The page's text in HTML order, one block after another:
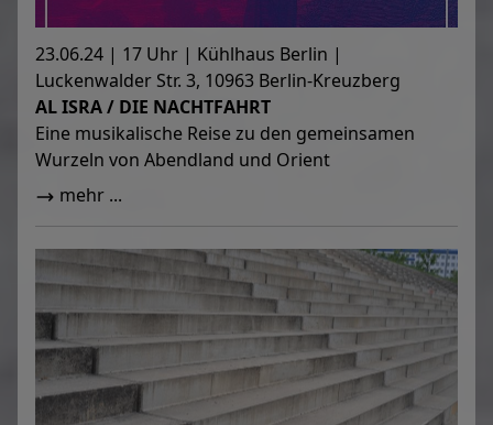
23.06.24 | 17 Uhr | Kühlhaus Berlin |
Luckenwalder Str. 3, 10963 Berlin-Kreuzberg
AL ISRA / DIE NACHTFAHRT
Eine musikalische Reise zu den gemeinsamen
Wurzeln von Abendland und Orient
mehr ...